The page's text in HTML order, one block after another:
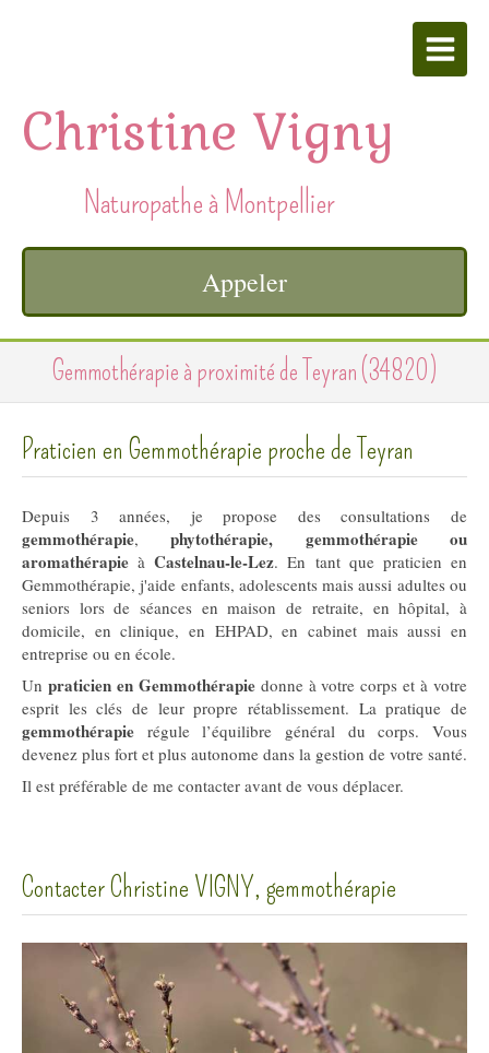
Christine Vigny
Naturopathe à Montpellier
Appeler
Gemmothérapie à proximité de Teyran (34820)
Praticien en Gemmothérapie proche de Teyran
Depuis 3 années, je propose des consultations de
gemmothérapie,phytothérapie, gemmothérapie ou
aromathérapie àCastelnau-le-Lez. En tant que praticien en
Gemmothérapie, j'aide enfants, adolescents mais aussi adultes ou
seniors lors de séances en maison de retraite, en hôpital, à
domicile, en clinique, en EHPAD, en cabinet mais aussi en
entreprise ou en école.
Un praticien en Gemmothérapiedonne à votre corps et à votre
esprit les clés de leur propre rétablissement. La pratique de
gemmothérapie régule l’équilibre général du corps. Vous
devenez plus fort et plus autonome dans la gestion de votre santé.
Il est préférable de me contacter avant de vous déplacer.
Contacter Christine VIGNY, gemmothérapie